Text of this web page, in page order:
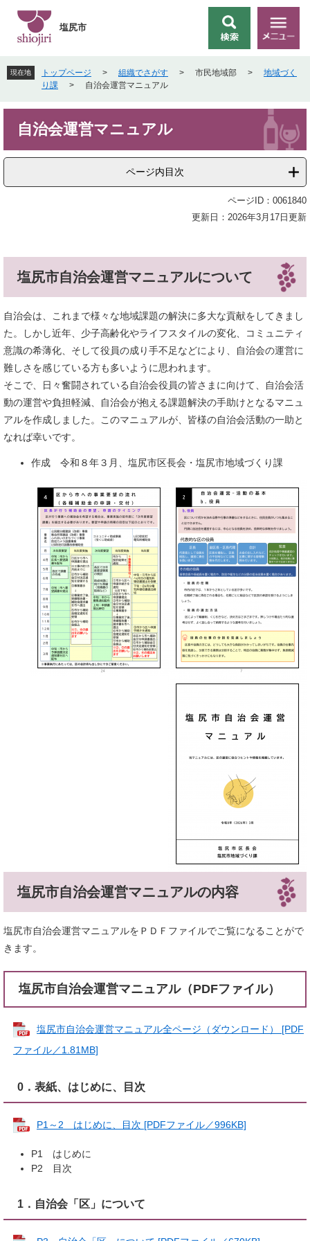
先
頭
す
を
飛
し
文
索
メ
ニ
ー
塩尻市
現在地 トップページ > 組織でさがす > 市民地域部 >
地域づく
り課
> 自治会運営マニュアル
自治会運営マニュアル
ページ内目次
ページID：0061840
更新日：2026年3月17日更新
塩尻市自治会運営マニュアルについて
自治会は、これまで様々な地域課題の解決に多大な貢献をしてきまし
た。しかし近年、少子高齢化やライフスタイルの変化、コミュニティ
意識の希薄化、そして役員の成り手不足などにより、自治会の運営に
難しさを感じている方も多いように思われます。
そこで、日々奮闘されている自治会役員の皆さまに向けて、自治会活
動の運営や負担軽減、自治会が抱える課題解決の手助けとなるマニュ
アルを作成しました。このマニュアルが、皆様の自治会活動の一助と
なれば幸いです。
作成 令和８年３月、塩尻市区長会・塩尻市地域づくり課
塩尻市自治会運営マニュアルの内容
塩尻市自治会運営マニュアルをＰＤＦファイルでご覧になることがで
きます。
塩尻市自治会運営マニュアル（PDFファイル）
塩尻市自治会運営マニュアル全ページ（ダウンロード） [PDF
ファイル／1.81MB]
0．表紙、はじめに、目次
P1～2 はじめに、目次 [PDFファイル／996KB]
P1 はじめに
P2 目次
1．自治会「区」について